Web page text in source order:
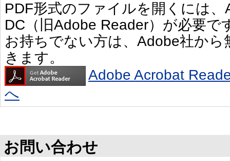
PDF形式のファイルを開くには
DC（旧Adobe Reader）が必要で
お持ちでない方は、Adobe社か
きます。
Adobe Acrobat
へ
お問い合わせ